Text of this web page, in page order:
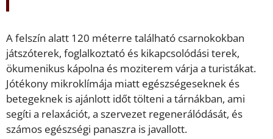
A felszín alatt 120 méterre található csarnokokban
játszóterek, foglalkoztató és kikapcsolódási terek,
ökumenikus kápolna és moziterem várja a turistákat.
Jótékony mikroklímája miatt egészségeseknek és
betegeknek is ajánlott időt tölteni a tárnákban, ami
segíti a relaxációt, a szervezet regenerálódását, és
számos egészségi panaszra is javallott.